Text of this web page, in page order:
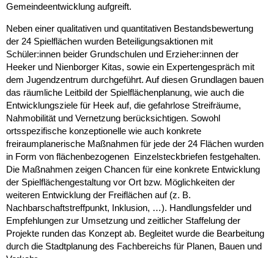
Gemeindeentwicklung aufgreift.
Neben einer qualitativen und quantitativen Bestandsbewertung
der 24 Spielflächen wurden Beteiligungsaktionen mit
Schüler:innen beider Grundschulen und Erzieher:innen der
Heeker und Nienborger Kitas, sowie ein Expertengespräch mit
dem Jugendzentrum durchgeführt. Auf diesen Grundlagen bauen
das räumliche Leitbild der Spielflächenplanung, wie auch die
Entwicklungsziele für Heek auf, die gefahrlose Streifräume,
Nahmobilität und Vernetzung berücksichtigen. Sowohl
ortsspezifische konzeptionelle wie auch konkrete
freiraumplanerische Maßnahmen für jede der 24 Flächen wurden
in Form von flächenbezogenen Einzelsteckbriefen festgehalten.
Die Maßnahmen zeigen Chancen für eine konkrete Entwicklung
der Spielflächengestaltung vor Ort bzw. Möglichkeiten der
weiteren Entwicklung der Freiflächen auf (z. B.
Nachbarschaftstreffpunkt, Inklusion, …). Handlungsfelder und
Empfehlungen zur Umsetzung und zeitlicher Staffelung der
Projekte runden das Konzept ab. Begleitet wurde die Bearbeitung
durch die Stadtplanung des Fachbereichs für Planen, Bauen und